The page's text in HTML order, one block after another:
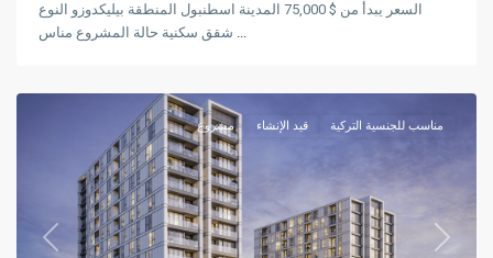
السعر يبدأ من $ 75,000 المدينة اسطنبول المنطقة بيليكدوزو النوع
...
توب
Previous Next
مشروع قيد الإنشاء مناسب للجنسية التركية